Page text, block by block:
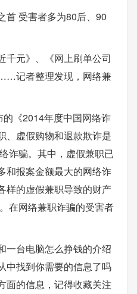
首 受害者多为80后、90
千元》、《网上刷单公司
记者整理发现，网络兼
《2014年度中国网络诈
虚假购物和退款欺诈是
诈骗。其中，虚假兼职已
和报案金额最大的网络诈
样的虚假兼职导致的财产
在网络兼职诈骗的受害者
一台电脑怎么挣钱的介绍
中找到你需要的信息了吗
面的信息，记得收藏关注